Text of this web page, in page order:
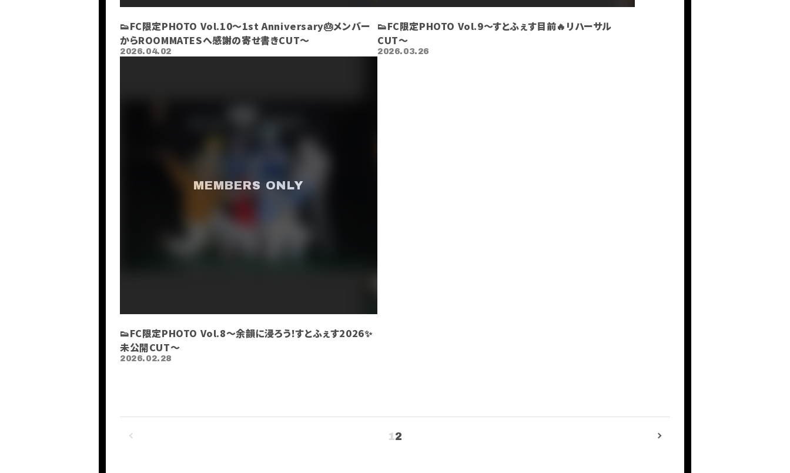
👟FC限定PHOTO Vol.10～1st Anniversary🎂メンバー
からROOMMATESへ感謝の寄せ書きCUT〜
2026.04.02
👟FC限定PHOTO Vol.9～すとふぇす目前🔥リハーサル
CUT〜
2026.03.26
👟FC限定PHOTO Vol.8～余韻に浸ろう！すとふぇす2026✨
未公開CUT〜
2026.02.28
12